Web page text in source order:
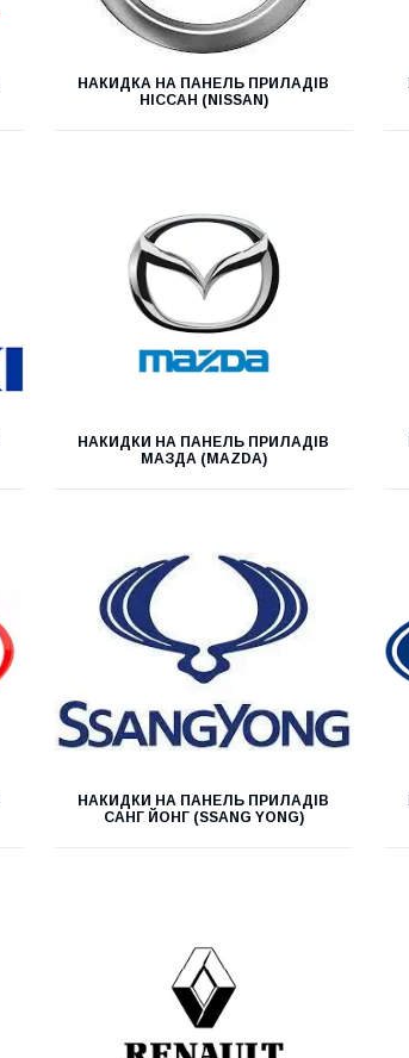
НАКИДКА НА ПАНЕЛЬ ПРИЛАДІВ
НІССАН (NISSAN)
НАКИДКИ НА ПАНЕЛЬ ПРИЛАДІВ
МАЗДА (MAZDA)
НАКИДКИ НА ПАНЕЛЬ ПРИЛАДІВ
САНГ ЙОНГ (SSANG YONG)